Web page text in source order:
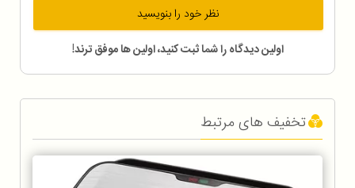
نظر خود را بنویسید
اولین دیدگاه را شما ثبت کنید، اولین ها موفق ترند!
تخفیف های مرتبط